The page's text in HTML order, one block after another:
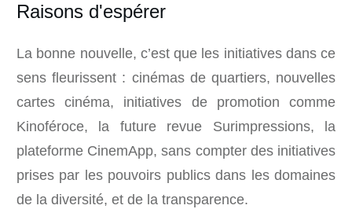
Raisons d'espérer
La bonne nouvelle, c’est que les initiatives dans ce
sens fleurissent : cinémas de quartiers, nouvelles
cartes cinéma, initiatives de promotion comme
Kinoféroce, la future revue Surimpressions, la
plateforme CinemApp, sans compter des initiatives
prises par les pouvoirs publics dans les domaines
de la diversité, et de la transparence.